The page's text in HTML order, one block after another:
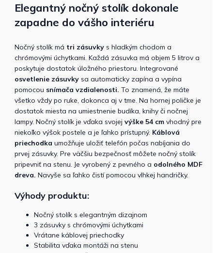
Elegantný nočný stolík dokonale
zapadne do vášho interiéru
Nočný stolík má tri zásuvky s hladkým chodom a
chrómovými úchytkami. Každá zásuvka má objem 5 litrov a
poskytuje dostatok úložného priestoru. Integrované
osvetlenie zásuvky sa automaticky zapína a vypína
pomocou snímača vzdialenosti. To znamená, že máte
všetko vždy po ruke, dokonca aj v tme. Na hornej poličke je
dostatok miesta na umiestnenie budíka, knihy či nočnej
lampy. Nočný stolík je vďaka svojej výške 54 cm vhodný pre
niekoľko výšok postele a je ľahko prístupný. Káblová
priechodka umožňuje uložiť telefón počas nabíjania do
prvej zásuvky. Pre väčšiu bezpečnosť môžete nočný stolík
pripevniť na stenu. Je vyrobený z pevného a odolného MDF
dreva. Navyše sa ľahko čistí pomocou vlhkej handričky.
Výhody produktu:
Nočný stolík s elegantným dizajnom
3 zásuvky s chrómovými úchytkami
Vrátane káblovej priechodky
Stabilita vďaka montáži na stenu